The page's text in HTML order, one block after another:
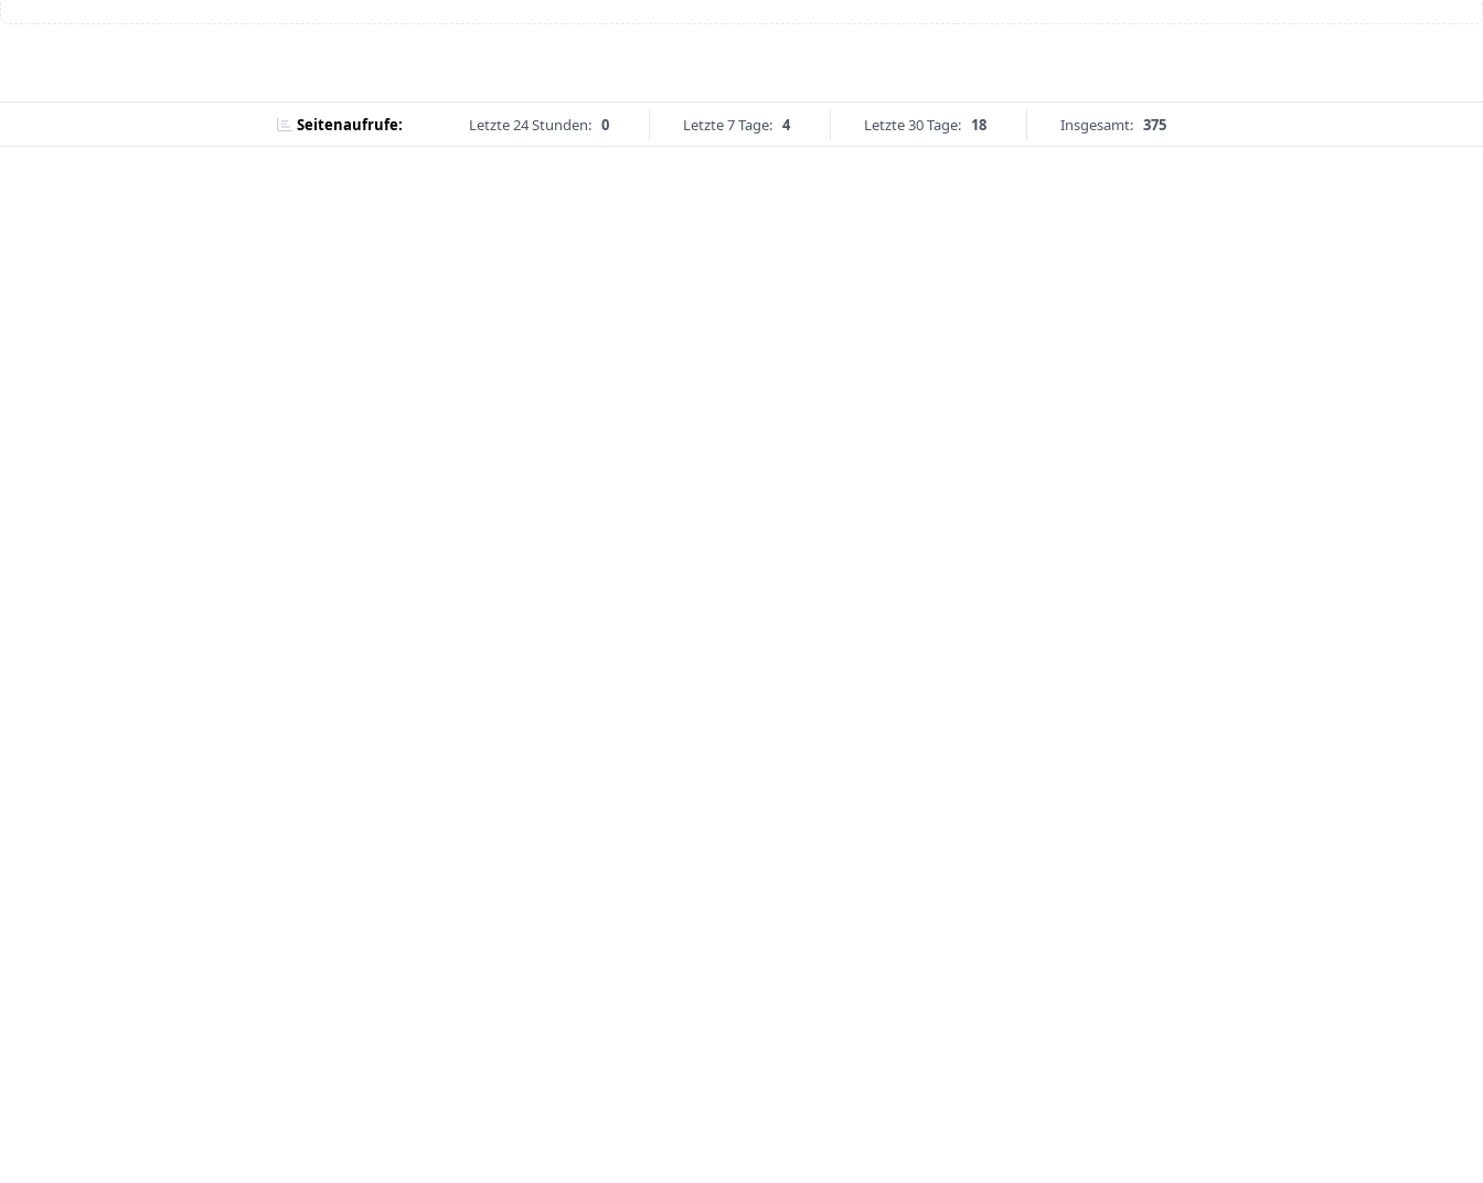
Seitenaufrufe: Letzte 24 Stunden: 0 Letzte 7 Tage: 4 Letzte 30 Tage: 18 Insgesamt: 375